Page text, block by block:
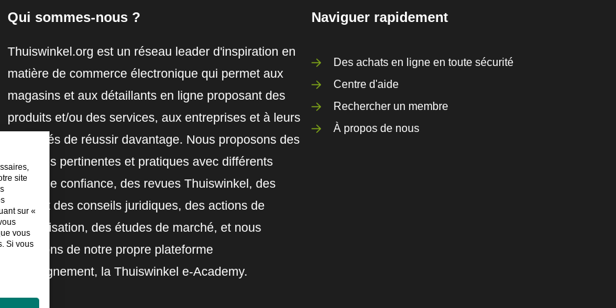
Qui sommes-nous ?
Thuiswinkel.org est un réseau leader d'inspiration en
matière de commerce électronique qui permet aux
magasins et aux détaillants en ligne proposant des
produits et/ou des services, aux entreprises et à leurs
employés de réussir davantage. Nous proposons des
solutions pertinentes et pratiques avec différents
labels de confiance, des revues Thuiswinkel, des
outils et des conseils juridiques, des actions de
sensibilisation, des études de marché, et nous
disposons de notre propre plateforme
d'enseignement, la Thuiswinkel e-Academy.
Naviguer rapidement
Des achats en ligne en toute sécurité
Centre d'aide
Rechercher un membre
À propos de nous
site
sur «
vous
Si vous